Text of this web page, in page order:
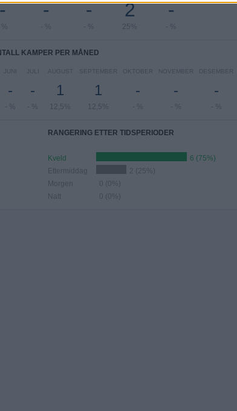
-
- %
-
- %
2
25%
-
- %
KAMPER PER MÅNED
JUNI
-
- %
JULI
-
- %
AUGUST
1
12,5%
SEPTEMBER
1
12,5%
OKTOBER
-
- %
NOVEMBER
-
- %
DESEMBER
-
- %
RANGERING ETTER TIDSPERIODER
Kveld
6 (75%)
Ettermiddag
2 (25%)
Morgen
0 (0%)
Natt
0 (0%)